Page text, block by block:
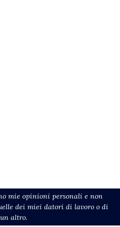
mie opinioni personali e non
dei miei datori di lavoro o di
altro.